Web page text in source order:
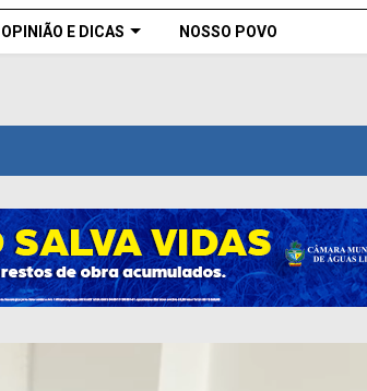
OPINIÃO E DICAS NOSSO POVO